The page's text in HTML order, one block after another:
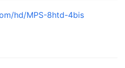
hd/MPS-8htd-4bis